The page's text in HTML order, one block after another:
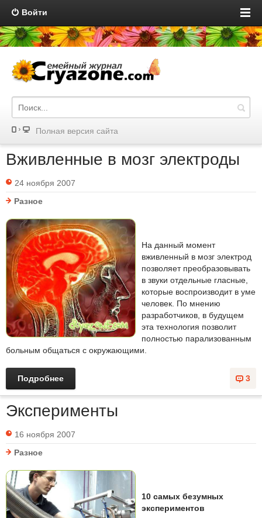
Войти
Полная версия сайта
Вживленные в мозг электроды
24 ноября 2007
Разное
На данный момент
вживленный в мозг электрод
позволяет преобразовывать
в звуки отдельные гласные,
которые воспроизводит в уме
человек. По мнению
разработчиков, в будущем
эта технология позволит
полностью парализованным
больным общаться с окружающими.
3
Подробнее
Эксперименты
16 ноября 2007
Разное
10 самых безумных
экспериментов